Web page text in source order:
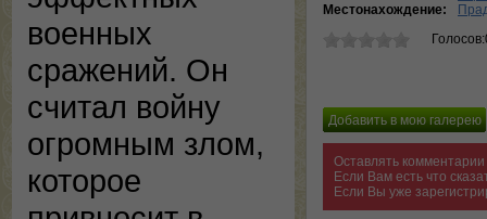
военных
сражений. Он
считал войну
огромным злом,
которое
Местонахождение:
Оставлять
Если Вам есть что
Если Вы уже